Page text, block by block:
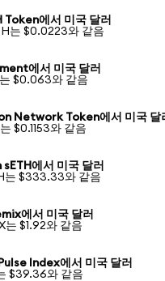
Token에서 미국 달러
는 $0.0223와 같음
에서 미국 달러
는 $0.063와 같음
Network Token에서 미국 달
$0.1153와 같음
에서 미국 달러
는 $333.33와 같음
에서 미국 달러
는 $1.92와 같음
Index에서 미국 달러
$39.36와 같음